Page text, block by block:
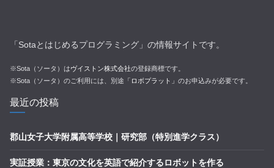
「Sotaとはじめるプログラミング」の情報サイトです。
※Sota（ソータ）はヴイストン株式会社の登録商標です。
※Sota（ソータ）のご利用には、別途 「ロボプラット」 のお申込みが必要です。
最近の投稿
郡山女子大学附属高等学校｜研究部（特別進学クラス）
実証授業：東京の文化を英語で紹介するロボットを作る